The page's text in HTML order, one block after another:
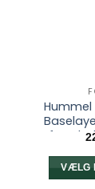
Hummel
VÆLG